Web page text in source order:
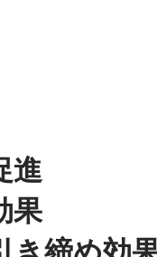
進
果